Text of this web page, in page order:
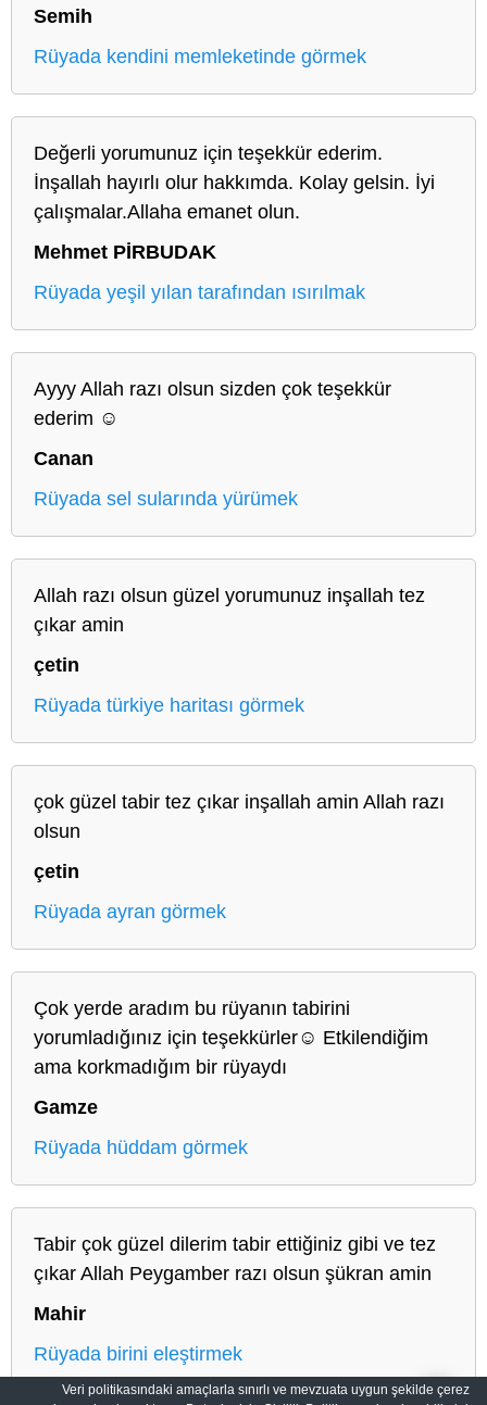
Semih
Rüyada kendini memleketinde görmek
Değerli yorumunuz için teşekkür ederim.
İnşallah hayırlı olur hakkımda. Kolay gelsin. İyi
çalışmalar.Allaha emanet olun.
Mehmet PİRBUDAK
Rüyada yeşil yılan tarafından ısırılmak
Ayyy Allah razı olsun sizden çok teşekkür
ederim ☺️
Canan
Rüyada sel sularında yürümek
Allah razı olsun güzel yorumunuz inşallah tez
çıkar amin
çetin
Rüyada türkiye haritası görmek
çok güzel tabir tez çıkar inşallah amin Allah razı
olsun
çetin
Rüyada ayran görmek
Çok yerde aradım bu rüyanın tabirini
yorumladığınız için teşekkürler☺️ Etkilendiğim
ama korkmadığım bir rüyaydı
Gamze
Rüyada hüddam görmek
Tabir çok güzel dilerim tabir ettiğiniz gibi ve tez
çıkar Allah Peygamber razı olsun şükran amin
Mahir
Rüyada birini eleştirmek
Veri politikasındaki amaçlarla sınırlı ve mevzuata uygun şekilde çerez